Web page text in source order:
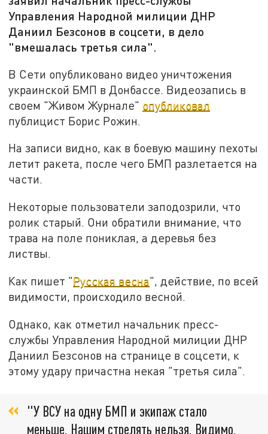
Управления Народной милиции ДНР
Даниил Безсонов в соцсети, в дело
"вмешалась третья сила".
В Сети опубликовано видео уничтожения
украинской БМП в Донбассе. Видеозапись в
своем "Живом Журнале" опубликовал
публицист Борис Рожин.
На записи видно, как в боевую машину пехоты
летит ракета, после чего БМП разлетается на
части.
Некоторые пользователи заподозрили, что
ролик старый. Они обратили внимание, что
трава на поле пониклая, а деревья без
листвы.
Как пишет "Русская весна", действие, по всей
видимости, происходило весной.
Однако, как отметил начальник пресс-
службы Управления Народной милиции ДНР
Даниил Безсонов на странице в соцсети, к
этому удару причастна некая "третья сила".
"У ВСУ на одну БМП и экипаж стало
меньше. Нашим стрелять нельзя. Видимо,